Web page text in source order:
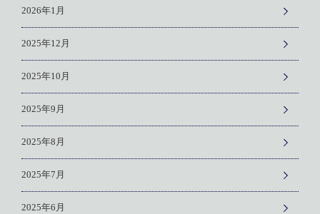
2026年1月
2025年12月
2025年10月
2025年9月
2025年8月
2025年7月
2025年6月